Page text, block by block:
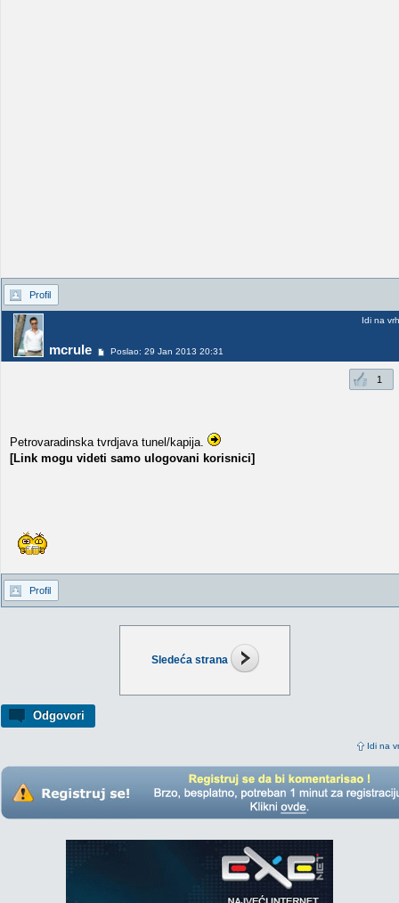
Sledeća strana
Odgovori
Idi na
Profil
mcrule Poslao: 29 Jan 2013 20:31
Idi na vrh
1
Petrovaradinska tvrdjava tunel/kapija.
[Link mogu videti samo ulogovani korisnici]
Profil